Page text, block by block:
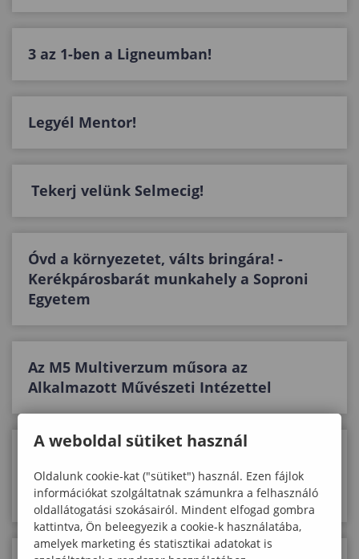
3 az 1-ben a Ligneumban!
Legyél Mentor!
Tekerj velünk Selmecig!
Óvd a környezetet, válts bringára! -
Kerékpárosbarát munkahely a Soproni
Egyetem
Az M5 Multiverzum műsora az
Alkalmazott Művészeti Intézettel
dokumentumfilm bemutató a Soproni
Egyetemen
A weboldal sütiket használ
Oldalunk cookie-kat ("sütiket") használ. Ezen fájlok
információkat szolgáltatnak számunkra a felhasználó
oldallátogatási szokásairól. Mindent elfogad gombra
kattintva, Ön beleegyezik a cookie-k használatába,
amelyek marketing és statisztikai adatokat is